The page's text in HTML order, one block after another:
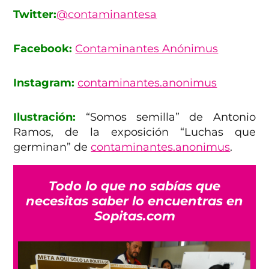
Twitter:@contaminantesa
Facebook: Contaminantes Anónimus
Instagram: contaminantes.anonimus
Ilustración: “Somos semilla” de Antonio
Ramos, de la exposición “Luchas que
germinan” decontaminantes.anonimus.
Todo lo que no sabías que
necesitas saber lo encuentras en
Sopitas.com